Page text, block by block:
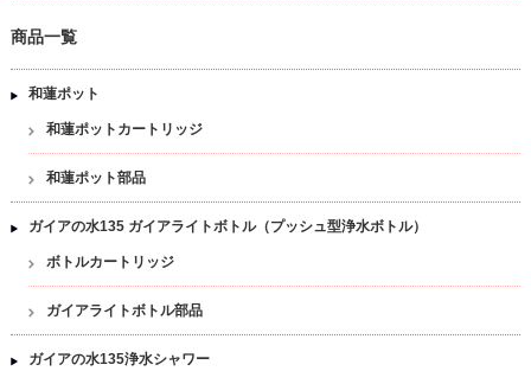
商品一覧
和蓮ポット
和蓮ポットカートリッジ
和蓮ポット部品
ガイアの水135 ガイアライトボトル（プッシュ型浄水ボトル）
ボトルカートリッジ
ガイアライトボトル部品
ガイアの水135浄水シャワー